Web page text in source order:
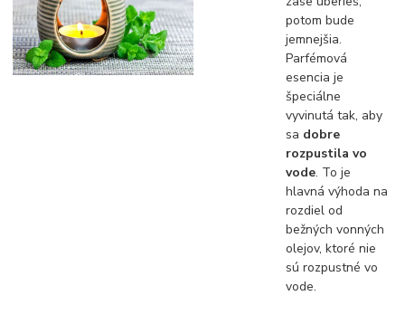
potom bude
jemnejšia.
Parfémová
esencia je
špeciálne
vyvinutá tak, aby
sa dobre
rozpustila vo
vode. To je
hlavná výhoda na
rozdiel od
bežných vonných
olejov, ktoré nie
sú rozpustné vo
vode.